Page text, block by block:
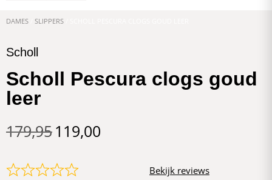
DAMES SLIPPERS
Scholl
Scholl Pescura clogs goud
leer
179,95119,00
Bekijk reviews